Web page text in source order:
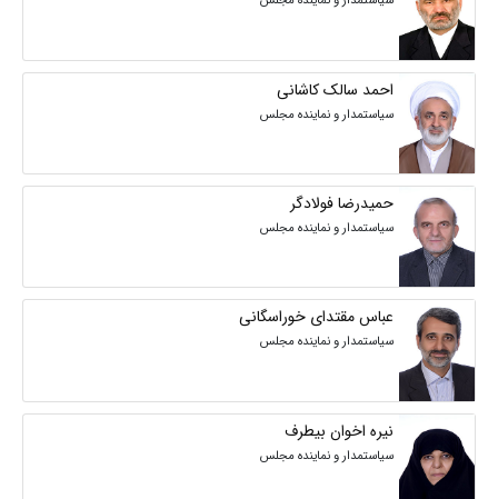
احمد سالک کاشانی
سیاستمدار و نماینده مجلس
حمیدرضا فولادگر
سیاستمدار و نماینده مجلس
عباس مقتدای خوراسگانی
سیاستمدار و نماینده مجلس
نیره اخوان بیطرف
سیاستمدار و نماینده مجلس